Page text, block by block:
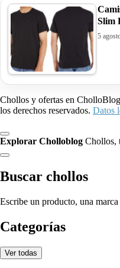
Slim
5
Chollos y ofertas en
los derechos reservados. Datos
Explorar Cholloblog Chollos,
Buscar chollos
Escribe un producto, una
Categorías
Ver todas